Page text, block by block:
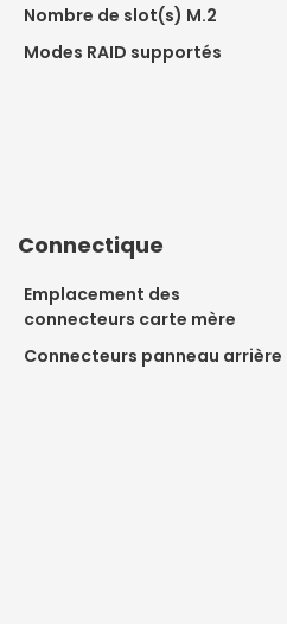
Nombre de slot(s) M.2
Modes RAID supportés
Connectique
Emplacement des
connecteurs carte mère
Connecteurs panneau arrière